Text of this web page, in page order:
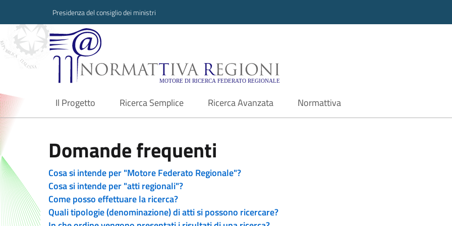
Presidenza del consiglio dei ministri
Normattiva Regioni - Motore di ricerca
Il Progetto
current Ricerca Semplice Ricerca Avanzata Normattiva
Domande frequenti
Cosa si intende per "Motore Federato Regionale"?
Cosa si intende per "atti regionali"?
Come posso effettuare la ricerca?
Quali tipologie (denominazione) di atti si possono ricercare?